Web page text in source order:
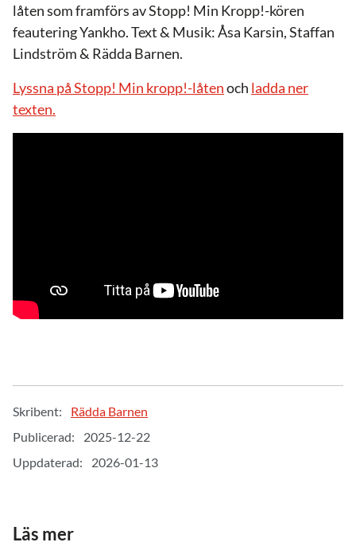
låten som framförs av Stopp! Min Kropp!-kören
feautering Yankho. Text & Musik: Åsa Karsin, Staffan
Lindström & Rädda Barnen.
Lyssna på Stopp! Min kropp!-låtenoch ladda ner
texten.
Skribent:
Rädda Barnen
Publicerad:
2025-12-22
Uppdaterad:
2026-01-13
Läs mer